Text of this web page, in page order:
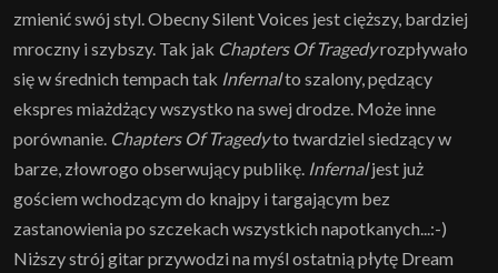
zmienić swój styl. Obecny Silent Voices jest cięższy, bardziej
mroczny i szybszy. Tak jak Chapters Of Tragedyrozpływało
się w średnich tempach tak Infernalto szalony, pędzący
ekspres miażdżący wszystko na swej drodze. Może inne
porównanie. Chapters Of Tragedyto twardziel siedzący w
barze, złowrogo obserwujący publikę. Infernaljest już
gościem wchodzącym do knajpy i targającym bez
zastanowienia po szczekach wszystkich napotkanych...:-)
Niższy strój gitar przywodzi na myśl ostatnią płytę Dream